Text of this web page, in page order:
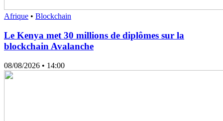
Afrique • Blockchain
Le Kenya met 30 millions de diplômes sur la
blockchain Avalanche
08/08/2026 • 14:00